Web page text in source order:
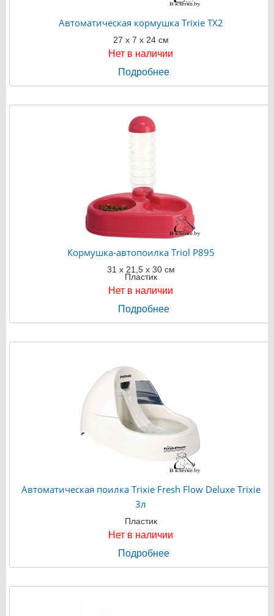
Автоматическая кормушка Trixie TX2
27 х 7 х 24 см
Нет в наличии
Подробнее
Кормушка-автопоилка Triol P895
31 х 21,5 х 30 см
Пластик
Нет в наличии
Подробнее
Автоматическая поилка Trixie Fresh Flow Deluxe Trixie
3л
Пластик
Нет в наличии
Подробнее